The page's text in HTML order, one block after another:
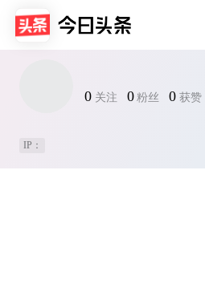
0 关注 0 粉丝 0 获赞
IP：